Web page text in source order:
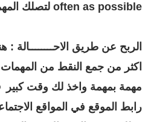
often as possible لتصلك المهمات .
الربح عن طريق
اكثر من جمع النقط من المهمات
مهمة بمهمة واخذ لك وقت
رابط الموقع في المواقع